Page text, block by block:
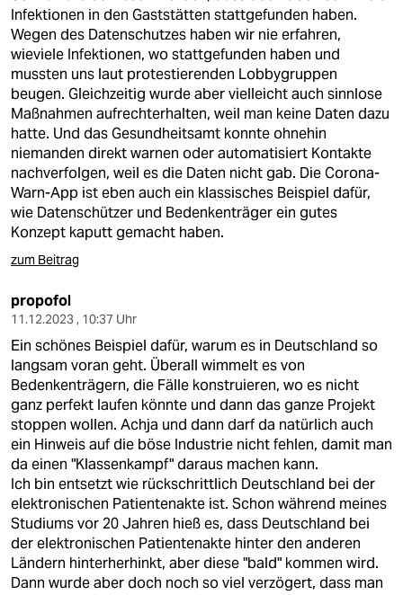
Infektionen in den Gaststätten stattgefunden haben.
Wegen des Datenschutzes haben wir nie erfahren,
wieviele Infektionen, wo stattgefunden haben und
mussten uns laut protestierenden Lobbygruppen
beugen. Gleichzeitig wurde aber vielleicht auch sinnlose
Maßnahmen aufrechterhalten, weil man keine Daten dazu
hatte. Und das Gesundheitsamt konnte ohnehin
niemanden direkt warnen oder automatisiert Kontakte
nachverfolgen, weil es die Daten nicht gab. Die Corona-
Warn-App ist eben auch ein klassisches Beispiel dafür,
wie Datenschützer und Bedenkenträger ein gutes
Konzept kaputt gemacht haben.
zum Beitrag
propofol
11.12.2023 , 10:37 Uhr
Ein schönes Beispiel dafür, warum es in Deutschland so
langsam voran geht. Überall wimmelt es von
Bedenkenträgern, die Fälle konstruieren, wo es nicht
ganz perfekt laufen könnte und dann das ganze Projekt
stoppen wollen. Achja und dann darf da natürlich auch
ein Hinweis auf die böse Industrie nicht fehlen, damit man
da einen "Klassenkampf" daraus machen kann.
Ich bin entsetzt wie rückschrittlich Deutschland bei der
elektronischen Patientenakte ist. Schon während meines
Studiums vor 20 Jahren hieß es, dass Deutschland bei
der elektronischen Patientenakte hinter den anderen
Ländern hinterherhinkt, aber diese "bald" kommen wird.
Dann wurde aber doch noch so viel verzögert, dass man